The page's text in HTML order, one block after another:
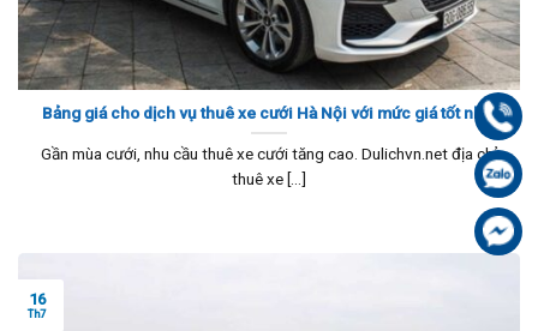
Bảng giá cho dịch vụ thuê xe cưới Hà Nội với mức giá tốt nhất
Gần mùa cưới, nhu cầu thuê xe cưới tăng cao. Dulichvn.net địa chỉ
thuê xe [...]
16
Th7